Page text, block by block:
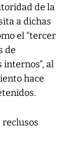
de la
a dichas
el “tercer
de
al
hace
reclusos